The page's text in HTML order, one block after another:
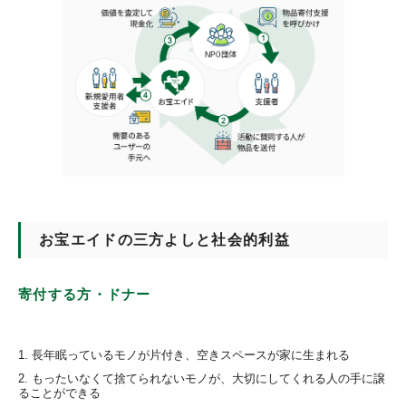
お宝エイドの三方よしと社会的利益
寄付する方・ドナー
長年眠っているモノが片付き、空きスペースが家に生まれる
もったいなくて捨てられないモノが、大切にしてくれる人の手に譲
ることができる